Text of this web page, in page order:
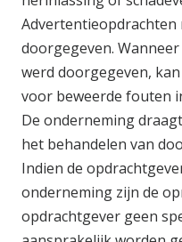
doorgegeven.
werd doorgegeven,
voor beweerde fouten
De onderneming
het behandelen van
Indien de
onderneming zijn de
opdrachtgever geen